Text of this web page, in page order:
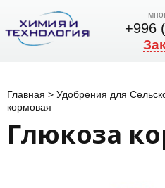
+996
Главная > Удобрения для
кормовая
Глюкоза